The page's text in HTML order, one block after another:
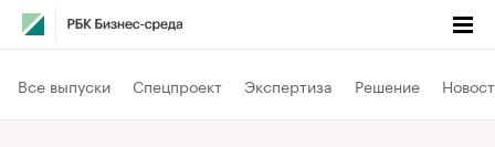
Все выпуски Спецпроект Экспертиза Решение